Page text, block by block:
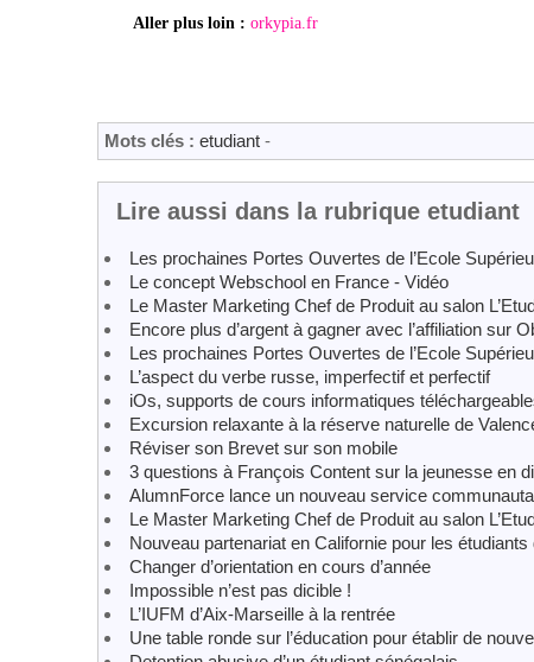
Aller plus loin : orkypia.fr
Mots clés : etudiant -
Lire aussi dans la rubrique etudiant
Les prochaines Portes Ouvertes de l’Ecole
Le concept Webschool en France - Vidéo
Le Master Marketing Chef de Produit au salon
Encore plus d’argent à gagner avec l’affiliation sur
Les prochaines Portes Ouvertes de l’Ecole
L’aspect du verbe russe, imperfectif et perfectif
iOs, supports de cours informatiques
Excursion relaxante à la réserve naturelle de
Réviser son Brevet sur son mobile
3 questions à François Content sur la jeunesse en
AlumnForce lance un nouveau service
Le Master Marketing Chef de Produit au salon
Nouveau partenariat en Californie pour les étudiants
Changer d’orientation en cours d’année
Impossible n’est pas dicible !
L’IUFM d’Aix-Marseille à la rentrée
Une table ronde sur l’éducation pour établir de